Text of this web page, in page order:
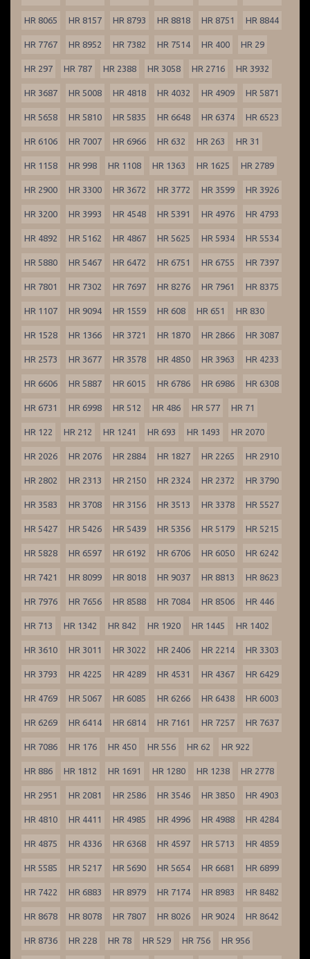
HR 8065 HR 8157 HR 8793 HR 8818 HR 8751 HR 8844
HR 7767 HR 8952 HR 7382 HR 7514 HR 400 HR 29
HR 297 HR 787 HR 2388 HR 3058 HR 2716 HR 3932
HR 3687 HR 5008 HR 4818 HR 4032 HR 4909 HR 5871
HR 5658 HR 5810 HR 5835 HR 6648 HR 6374 HR 6523
HR 6106 HR 7007 HR 6966 HR 632 HR 263 HR 31
HR 1158 HR 998 HR 1108 HR 1363 HR 1625 HR 2789
HR 2900 HR 3300 HR 3672 HR 3772 HR 3599 HR 3926
HR 3200 HR 3993 HR 4548 HR 5391 HR 4976 HR 4793
HR 4892 HR 5162 HR 4867 HR 5625 HR 5934 HR 5534
HR 5880 HR 5467 HR 6472 HR 6751 HR 6755 HR 7397
HR 7801 HR 7302 HR 7697 HR 8276 HR 7961 HR 8375
HR 1107 HR 9094 HR 1559 HR 608 HR 651 HR 830
HR 1528 HR 1366 HR 3721 HR 1870 HR 2866 HR 3087
HR 2573 HR 3677 HR 3578 HR 4850 HR 3963 HR 4233
HR 6606 HR 5887 HR 6015 HR 6786 HR 6986 HR 6308
HR 6731 HR 6998 HR 512 HR 486 HR 577 HR 71
HR 122 HR 212 HR 1241 HR 693 HR 1493 HR 2070
HR 2026 HR 2076 HR 2884 HR 1827 HR 2265 HR 2910
HR 2802 HR 2313 HR 2150 HR 2324 HR 2372 HR 3790
HR 3583 HR 3708 HR 3156 HR 3513 HR 3378 HR 5527
HR 5427 HR 5426 HR 5439 HR 5356 HR 5179 HR 5215
HR 5828 HR 6597 HR 6192 HR 6706 HR 6050 HR 6242
HR 7421 HR 8099 HR 8018 HR 9037 HR 8813 HR 8623
HR 7976 HR 7656 HR 8588 HR 7084 HR 8506 HR 446
HR 713 HR 1342 HR 842 HR 1920 HR 1445 HR 1402
HR 3610 HR 3011 HR 3022 HR 2406 HR 2214 HR 3303
HR 3793 HR 4225 HR 4289 HR 4531 HR 4367 HR 6429
HR 4769 HR 5067 HR 6085 HR 6266 HR 6438 HR 6003
HR 6269 HR 6414 HR 6814 HR 7161 HR 7257 HR 7637
HR 7086 HR 176 HR 450 HR 556 HR 62 HR 922
HR 886 HR 1812 HR 1691 HR 1280 HR 1238 HR 2778
HR 2951 HR 2081 HR 2586 HR 3546 HR 3850 HR 4903
HR 4810 HR 4411 HR 4985 HR 4996 HR 4988 HR 4284
HR 4875 HR 4336 HR 6368 HR 4597 HR 5713 HR 4859
HR 5585 HR 5217 HR 5690 HR 5654 HR 6681 HR 6899
HR 7422 HR 6883 HR 8979 HR 7174 HR 8983 HR 8482
HR 8678 HR 8078 HR 7807 HR 8026 HR 9024 HR 8642
HR 8736 HR 228 HR 78 HR 529 HR 756 HR 956